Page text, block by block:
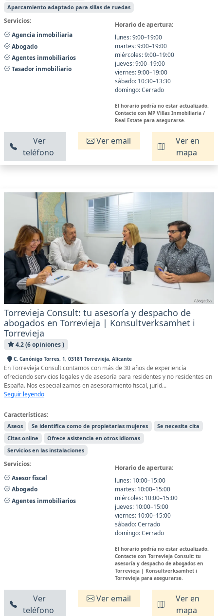
Aparcamiento adaptado para sillas de ruedas
Servicios:
Agencia inmobiliaria
Abogado
Agentes inmobiliarios
Tasador inmobiliario
Horario de apertura:
lunes: 9:00–19:00
martes: 9:00–19:00
miércoles: 9:00–19:00
jueves: 9:00–19:00
viernes: 9:00–19:00
sábado: 10:30–13:30
domingo: Cerrado
El horario podría no estar actualizado.
Contacte con MP Villas Inmobiliaria /
Real Estate para asegurarse.
Ver
teléfono
Ver email
Ver en
mapa
Torrevieja Consult: tu asesoría y despacho de
abogados en Torrevieja | Konsultverksamhet i
Torrevieja
4.2 (6 opiniones )
C. Canónigo Torres, 1, 03181 Torrevieja, Alicante
En Torrevieja Consult contamos con más de 30 años de experiencia
ofreciendo servicios legales y de asesoría para residentes y no residentes en
España. Nos especializamos en asesoramiento fiscal, juríd...
Seguir leyendo
Características:
Aseos Se identifica como de propietarias mujeres
Se necesita cita
Citas online
Ofrece asistencia en otros idiomas
Servicios en las instalaciones
Servicios:
Asesor fiscal
Abogado
Agentes inmobiliarios
Horario de apertura:
lunes: 10:00–15:00
martes: 10:00–15:00
miércoles: 10:00–15:00
jueves: 10:00–15:00
viernes: 10:00–15:00
sábado: Cerrado
domingo: Cerrado
El horario podría no estar actualizado.
Contacte con Torrevieja Consult: tu
asesoría y despacho de abogados en
Torrevieja | Konsultverksamhet i
Torrevieja para asegurarse.
Ver
teléfono
Ver email
Ver en
mapa